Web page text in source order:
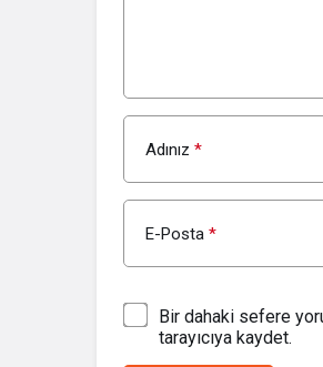
Adınız *
E-Posta *
Bir dahaki sefere
tarayıcıya kaydet.